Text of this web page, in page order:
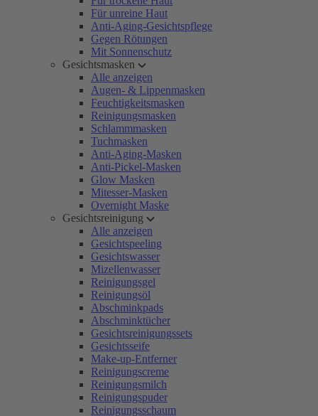
Für unreine Haut
Anti-Aging-Gesichtspflege
Gegen Rötungen
Mit Sonnenschutz
Gesichtsmasken
Alle anzeigen
Augen- & Lippenmasken
Feuchtigkeitsmasken
Reinigungsmasken
Schlammmasken
Tuchmasken
Anti-Aging-Masken
Anti-Pickel-Masken
Glow Masken
Mitesser-Masken
Overnight Maske
Gesichtsreinigung
Alle anzeigen
Gesichtspeeling
Gesichtswasser
Mizellenwasser
Reinigungsgel
Reinigungsöl
Abschminkpads
Abschminktücher
Gesichtsreinigungssets
Gesichtsseife
Make-up-Entferner
Reinigungscreme
Reinigungsmilch
Reinigungspuder
Reinigungsschaum